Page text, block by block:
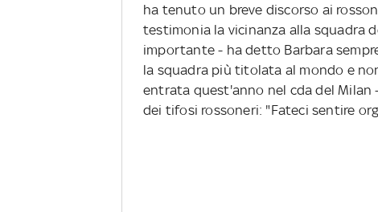
ha tenuto un breve discorso ai
testimonia la vicinanza alla squadra
importante - ha detto Barbara
la squadra più titolata al mondo e
entrata quest'anno nel cda del Milan
dei tifosi rossoneri: "Fateci sentire